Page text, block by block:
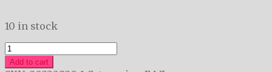
10 in stock
Огнёвка
LUX
Add to cart